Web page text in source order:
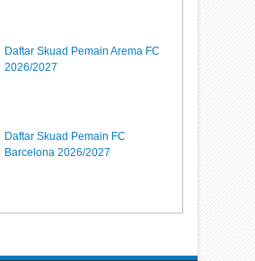
Daftar Skuad Pemain Arema FC
2026/2027
Daftar Skuad Pemain FC
Barcelona 2026/2027